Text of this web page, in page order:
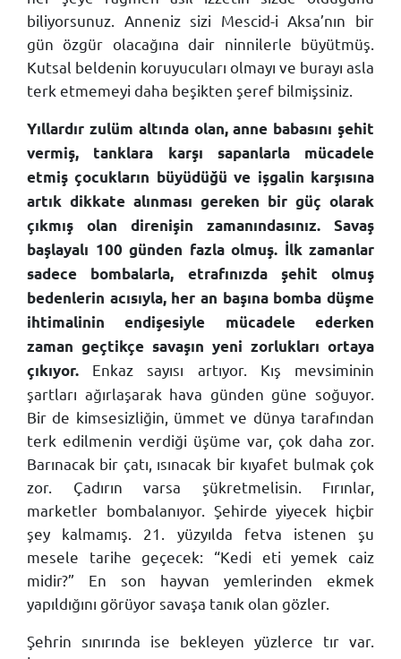
biliyorsunuz. Anneniz sizi Mescid-i Aksa’nın bir
gün özgür olacağına dair ninnilerle büyütmüş.
Kutsal beldenin koruyucuları olmayı ve burayı asla
terk etmemeyi daha beşikten şeref bilmişsiniz.
Yıllardır zulüm altında olan, anne babasını şehit
vermiş, tanklara karşı sapanlarla mücadele
etmiş çocukların büyüdüğü ve işgalin karşısına
artık dikkate alınması gereken bir güç olarak
çıkmış olan direnişin zamanındasınız. Savaş
başlayalı 100 günden fazla olmuş. İlk zamanlar
sadece bombalarla, etrafınızda şehit olmuş
bedenlerin acısıyla, her an başına bomba düşme
ihtimalinin endişesiyle mücadele ederken
zaman geçtikçe savaşın yeni zorlukları ortaya
çıkıyor. Enkaz sayısı artıyor. Kış mevsiminin
şartları ağırlaşarak hava günden güne soğuyor.
Bir de kimsesizliğin, ümmet ve dünya tarafından
terk edilmenin verdiği üşüme var, çok daha zor.
Barınacak bir çatı, ısınacak bir kıyafet bulmak çok
zor. Çadırın varsa şükretmelisin. Fırınlar,
marketler bombalanıyor. Şehirde yiyecek hiçbir
şey kalmamış. 21. yüzyılda fetva istenen şu
mesele tarihe geçecek: “Kedi eti yemek caiz
midir?” En son hayvan yemlerinden ekmek
yapıldığını görüyor savaşa tanık olan gözler.
Şehrin sınırında ise bekleyen yüzlerce tır var.